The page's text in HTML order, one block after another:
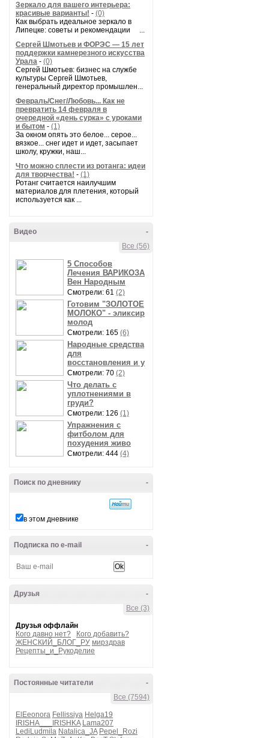
Зеркало для вашего интерьера:
красивые варианты! - (0)
Как выбрать идеальное зеркало в
Липецке: советы и рекомендации ...
Сергей Шмотьев и ФОРЭС — 15 лет
поддержки камнерезного искусства
Урала - (0)
Сергей Шмотьев: бизнес на службе
культуры Сергей Шмотьев,
генеральный директор промышлен...
Февраль/Снег/Любовь... Как не
превратить 14 февраля в
очередной «день сурка» с уроками
и бытом - (1)
За окном опять это белое... серое...
вязкое... снег идет и идет, засыпает
школу, кружки, наш...
Что можно сплести из ротанга: идеи
для творчества! - (1)
Ротанг считается наилучшим
материалов для плетения, который
используется как ...
-
Видео
Все (56)
5 Способов
Лечения ВАРИКОЗА
Вен Народным
Смотрели: 61 (2)
Готовим "ЗОЛОТОЕ
МОЛОКО" - эликсир
молод
Смотрели: 165 (6)
Народные средства
для
восстановления и у
Смотрели: 70 (2)
Что делать с
уплотнениями в
груди?
Смотрели: 126 (1)
Упражнения с
фитболом для
похудения живо
Смотрели: 444 (4)
-
Поиск по дневнику
в этом дневнике
-
Подписка по e-mail
-
Друзья
Все (3)
Друзья оффлайн
Кого давно нет?
Кого добавить?
ЖЕНСКИЙ_БЛОГ_РУ мирздрав
Рецепты_и_Рукоделие
-
Постоянные читатели
Все (7594)
ElEeonora Fellissiya Helga19
IRISHA___IRISHKA Lama207
LediLudmila Natalica_JA Pepel_Rozi